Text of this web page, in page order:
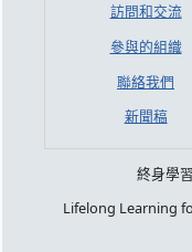
訪問和交流
參與的組織
聯絡我們
新聞稿
終身學
Lifelong Learning